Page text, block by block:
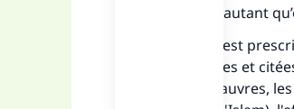
on veut et autant
3.La zakat est
déterminées et
pour les pauvres,